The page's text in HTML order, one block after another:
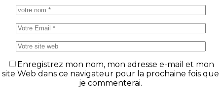
Enregistrez mon nom, mon adresse e-mail et mon
site Web dans ce navigateur pour la prochaine fois que
je commenterai.